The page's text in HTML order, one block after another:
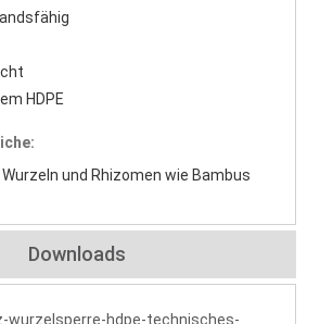
HDPE
und Rhizomen wie Bambus
Downloads
wurzelsperre-hdpe-technisches-